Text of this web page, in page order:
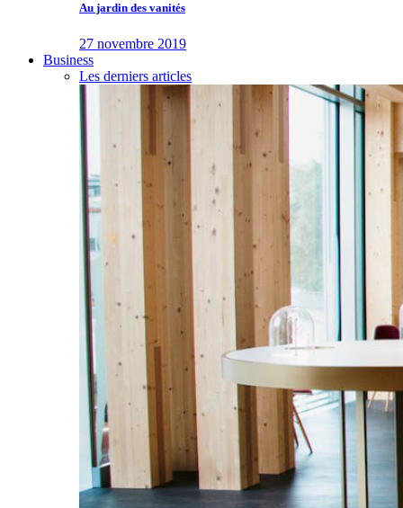
Au jardin des vanités
27 novembre 2019
Business
Les derniers articles